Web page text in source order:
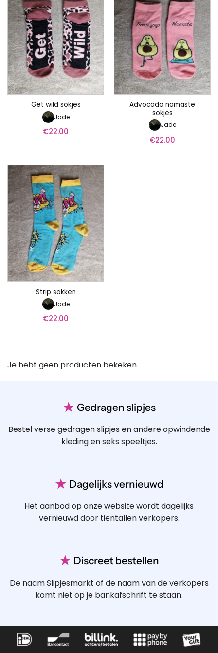
Get wild sokjes
Jade
€22.00
Advocado namaste
sokjes
Jade
€22.00
Strip sokken
Jade
€22.00
Je hebt geen producten bekeken.
★ Gedragen slipjes
Bestel verse gedragen slipjes en andere opwindende
kleding en seks speeltjes.
★ Dagelijks vernieuwd
Het aanbod op onze website wordt dagelijks
vernieuwd door tientallen verkopers.
★ Discreet bestellen
De naam Slipjesmarkt of de naam van de verkopers
komt niet op je bankafschrift te staan.